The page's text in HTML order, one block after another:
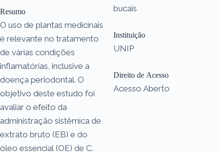
Resumo
O uso de plantas medicinais
é relevante no tratamento
de várias condições
inflamatórias, inclusive a
doença periodontal. O
objetivo deste estudo foi
avaliar o efeito da
administração sistêmica de
extrato bruto (EB) e do
óleo essencial (OE) de C.
bucais
Instituição
UNIP
Direito de Acesso
Acesso Aberto